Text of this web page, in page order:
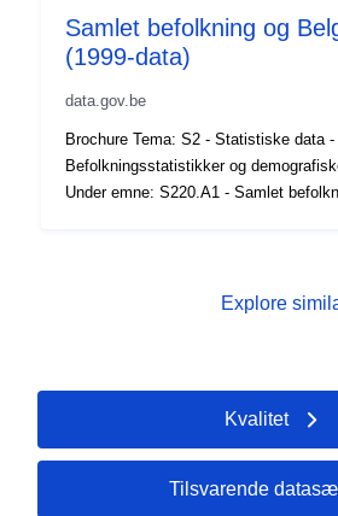
Tidsmæssig
dækning:
01
Samlet befolkning og
(1999-data)
data.gov.be
Brochure Tema: S2 - Statistiske data -
Befolkningsstatistikker og
Under emne: S220.A1 - Samlet
Explore
Kvalitet
Tilsvarende